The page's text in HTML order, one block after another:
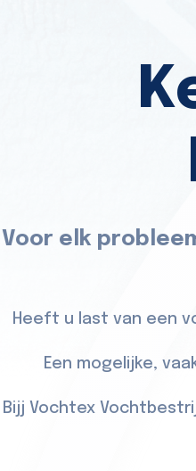
Voor elk
Heeft u last van een
Een mogelijke,
Bijj Vochtex